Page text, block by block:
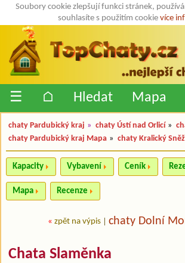
Soubory cookie zlepšují funkci stránek,
souhlasíte s použitím cookie více
☰ ⌂ Hledat Mapa
chaty Pardubický kraj » chaty Ústí nad Orlicí »
chaty Pardubický kraj Mapa » chaty Kralický
Kapacity Vybavení Ceník
Mapa Recenze
« zpět na výpis chaty Dolní
Chata Slaměnka